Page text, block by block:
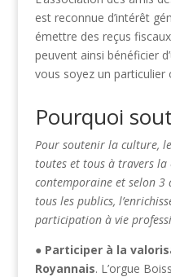
est reconnue d’intérêt
émettre des reçus
peuvent ainsi bénéficier
vous soyez un particulier
Pourquoi
Pour soutenir la culture,
toutes et tous à travers
contemporaine et selon 3
tous les publics,
participation à vie
● Participer à la
Royannais. L’orgue